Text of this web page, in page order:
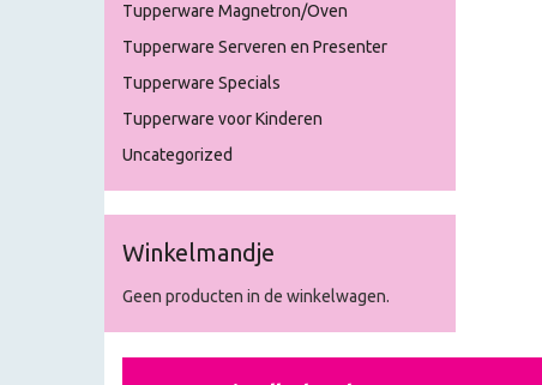
Tupperware Magnetron/Oven
Tupperware Serveren en Presenter
Tupperware Specials
Tupperware voor Kinderen
Uncategorized
Winkelmandje
Geen producten in de winkelwagen.